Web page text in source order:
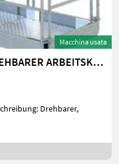
Macchina usata
Sonstige DREHBARER, AUSZIEHBARER ARBEITSKORB